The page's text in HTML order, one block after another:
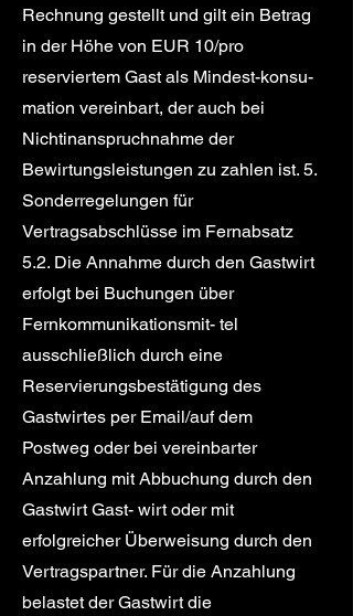
Rechnung gestellt und gilt ein Betrag
in der Höhe von EUR 10/pro
reserviertem Gast als Mindest-konsu-
mation vereinbart, der auch bei
Nichtinanspruchnahme der
Bewirtungsleistungen zu zahlen ist. 5.
Sonderregelungen für
Vertragsabschlüsse im Fernabsatz
5.2. Die Annahme durch den Gastwirt
erfolgt bei Buchungen über
Fernkommunikationsmit- tel
ausschließlich durch eine
Reservierungsbestätigung des
Gastwirtes per Email/auf dem
Postweg oder bei vereinbarter
Anzahlung mit Abbuchung durch den
Gastwirt Gast- wirt oder mit
erfolgreicher Überweisung durch den
Vertragspartner. Für die Anzahlung
belastet der Gastwirt die